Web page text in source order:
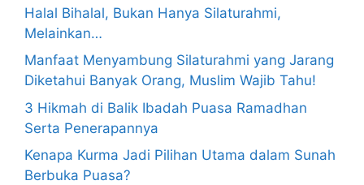
Halal Bihalal, Bukan Hanya Silaturahmi,
Melainkan…
Manfaat Menyambung Silaturahmi yang Jarang
Diketahui Banyak Orang, Muslim Wajib Tahu!
3 Hikmah di Balik Ibadah Puasa Ramadhan
Serta Penerapannya
Kenapa Kurma Jadi Pilihan Utama dalam Sunah
Berbuka Puasa?